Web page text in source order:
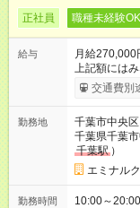
正社員 職種未経験OK
給与
月給270,000
上記額には
ます。 みな
◆インセンティブを支給◆ 頑
【年収800万
【試用期間
と給与に、
採用（契約
残業代を含
業代 35,400
交通費別
勤務地
千葉市中央区
千葉県千葉
千葉駅 ）
エミナル
勤務時間
10:00～20:00